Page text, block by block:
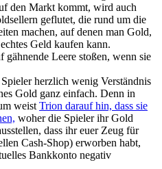
den Markt kommt, wird auch
geflutet, die rund um die
machen, auf denen man Gold,
Geld kaufen kann.
Leere stoßen, wenn sie
herzlich wenig Verständnis
Gold ganz einfach. Denn in
weist Trion darauf hin, dass sie
woher die Spieler ihr Gold
dass ihr euer Zeug für
Cash-Shop) erworben habt,
Bankkonto negativ